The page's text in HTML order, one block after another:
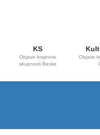
KS
Objave krajevne
skupnosti Bevke
Objave